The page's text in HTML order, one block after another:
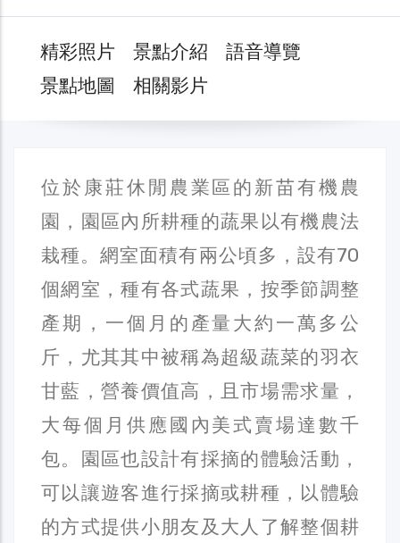
精彩照片 景點介紹
語音導覽
景點地圖
相關影片
位於康莊休閒農業區的新苗有機農
園，園區內所耕種的蔬果以有機農法
栽種。網室面積有兩公頃多，設有70
個網室，種有各式蔬果，按季節調整
產期，一個月的產量大約一萬多公
斤，尤其其中被稱為超級蔬菜的羽衣
甘藍，營養價值高，且市場需求量，
大每個月供應國內美式賣場達數千
包。園區也設計有採摘的體驗活動，
可以讓遊客進行採摘或耕種，以體驗
的方式提供小朋友及大人了解整個耕